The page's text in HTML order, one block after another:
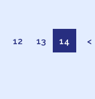
12 13 14 <